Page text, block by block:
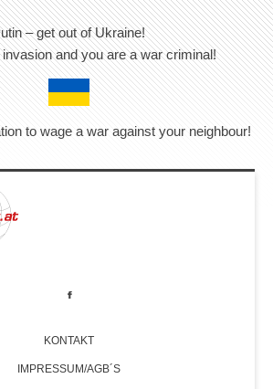
– get out of Ukraine!
and you are a war criminal!
to wage a war against your neighbour!
KONTAKT
IMPRESSUM/AGB´S